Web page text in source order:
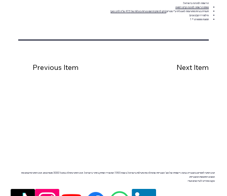
הרשמה למכינה בישראל:
טופס הרשמה למכנה קדם רפואה
תעודת בגרות מתורגמת לאנגלית ע"י נוטריון(ניתן להזמין תרגום בגרות בעלות של 415 ש"ח לחץ כאן )
צילום דרכון (בצבע)
תמונת פספורט * 1
Previous Item Next Item
יוניברסיטי לימודים בהונגריה נציגה רישמית של אונ' הונגריות שהחלה את פעילות בישראל בשנת 1993 המשרד הוותיק ביותר בישראל. יוניברסיטי טיפלה במעל 3000 סטודנטים. יוניברסיטי מייצגים את
האוניברסיטאות ההונגריות.
עקבו אחרינו לעדכונים ועוד: